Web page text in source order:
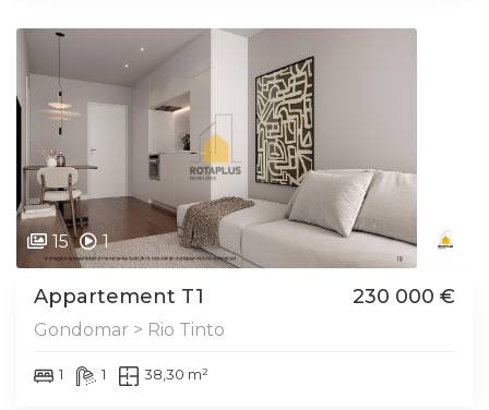
15 1
Appartement T1 230 000 €
Gondomar > Rio Tinto
1 1 38,30 m²